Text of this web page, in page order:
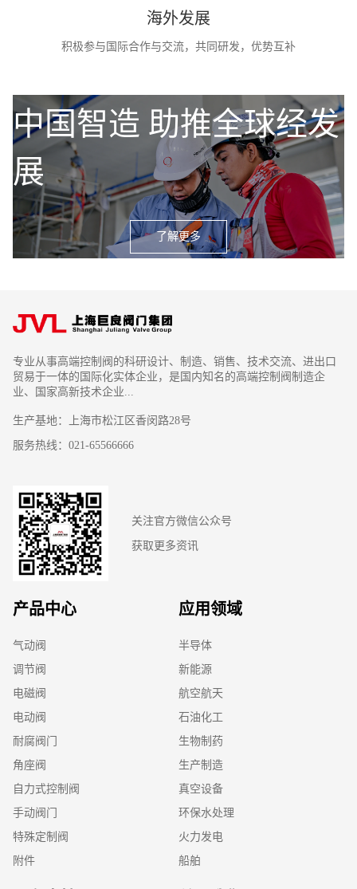
2017
2016
2013
2008
2007
2005
打造梦想园林式工厂
9月首次通过CCC认证，12月正
式导入扫除道
海外发展
积极参与国际合作与交流，共同研发，优势互补
中国智造 助推全球经发
展
了解更多
专业从事高端控制阀的科研设计、制造、销售、技术交流、进出口
贸易于一体的国际化实体企业，是国内知名的高端控制阀制造企
业、国家高新技术企业...
生产基地：上海市松江区香闵路28号
服务热线：021-65566666
关注官方微信公众号
获取更多资讯
产品中心
气动阀
调节阀
电磁阀
电动阀
耐腐阀门
角座阀
自力式控制阀
手动阀门
特殊定制阀
附件
应用领域
半导体
新能源
航空航天
石油化工
生物制药
生产制造
真空设备
环保水处理
火力发电
船舶